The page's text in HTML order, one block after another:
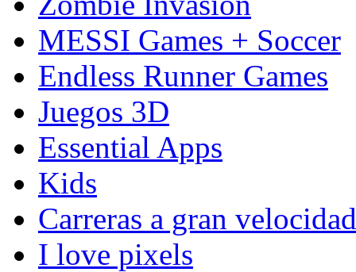
MESSI Games + Soccer
Endless Runner Games
Juegos 3D
Essential Apps
Kids
Carreras a gran velocidad
I love pixels